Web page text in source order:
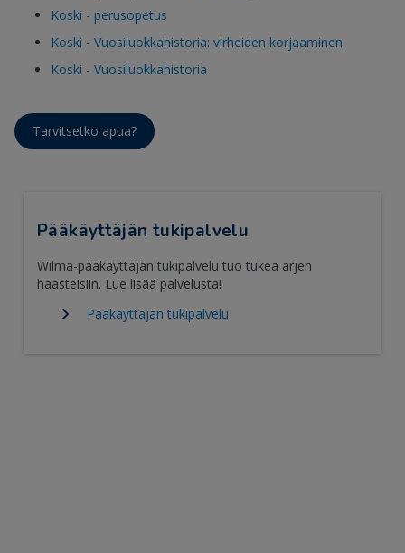
Koski - perusopetus
Koski - Vuosiluokkahistoria: virheiden korjaaminen
Koski - Vuosiluokkahistoria
Tarvitsetko apua?
Pääkäyttäjän tukipalvelu
Wilma-pääkäyttäjän tukipalvelu tuo tukea arjen
haasteisiin. Lue lisää palvelusta!
Pääkäyttäjän tukipalvelu